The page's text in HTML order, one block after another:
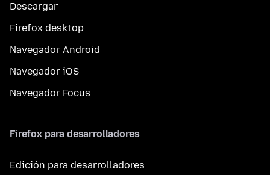
Descargar
Firefox desktop
Navegador Android
Navegador iOS
Navegador Focus
Firefox para desarrolladores
Edición para desarrolladores